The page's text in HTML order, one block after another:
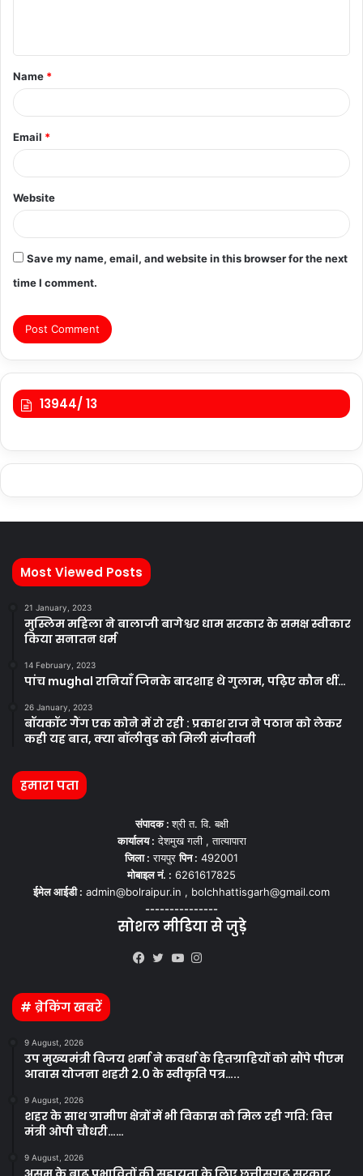
t
*
Name *
Email *
Website
Save my name, email, and website in this browser for the next
time I comment.
13944/ 13
Most Viewed Posts
21 January, 2023
मुस्लिम महिला ने बालाजी बागेश्वर धाम सरकार के समक्ष स्वीकार
किया सनातन धर्म
14 February, 2023
पांच mughal रानियाँ जिनके बादशाह थे गुलाम, पढ़िए कौन थीं…
26 January, 2023
बॉयकॉट गैंग एक कोने में रो रही : प्रकाश राज ने पठान को लेकर
कही यह बात, क्या बॉलीवुड को मिली संजीवनी
हमारा पता
संपादक :श्री त. वि. बक्षी
कार्यालय : देशमुख गली , तात्यापारा
जिला : रायपुरपिन : 492001
मोबाइल नं. : 6261617825
ईमेल आईडी : admin@bolraipur.in , bolchhattisgarh@gmail.com
---------------
सोशल मीडिया से जुड़े
# ब्रेकिंग खबरें
9 August, 2026
उप मुख्यमंत्री विजय शर्मा ने कवर्धा के हितग्राहियों को सौंपे पीएम
आवास योजना शहरी 2.0 के स्वीकृति पत्र…..
9 August, 2026
शहर के साथ ग्रामीण क्षेत्रों में भी विकास को मिल रही गति: वित्त
मंत्री ओपी चौधरी……
9 August, 2026